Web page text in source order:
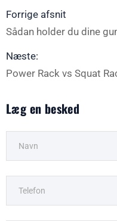
Forrige afsnit
Sådan holder du dine
Næste:
Power Rack vs Squat
Læg en besked